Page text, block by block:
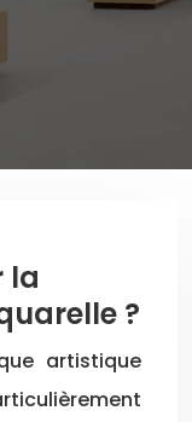
la
?
artistique